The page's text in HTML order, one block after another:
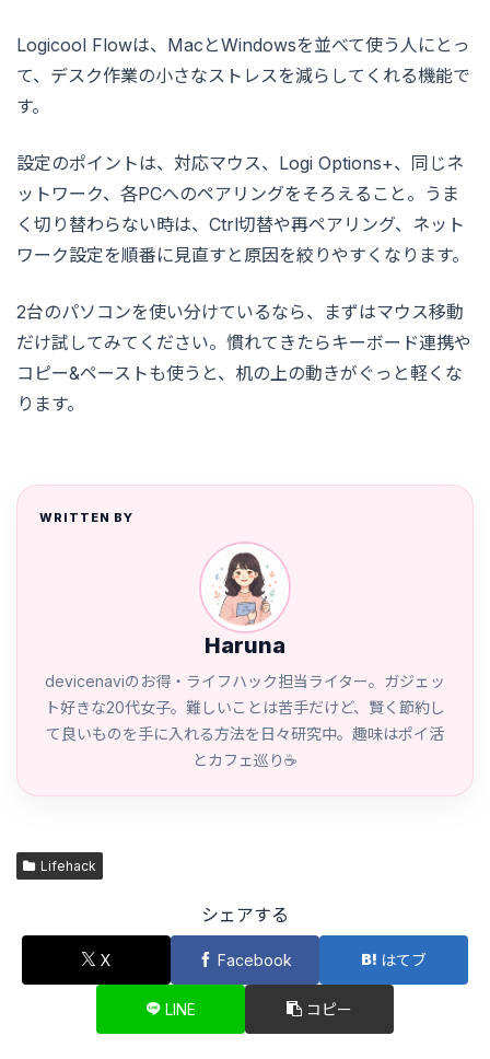
Logicool Flowは、MacとWindowsを並べて使う人にとっ
て、デスク作業の小さなストレスを減らしてくれる機能で
す。
設定のポイントは、対応マウス、Logi Options+、同じネ
ットワーク、各PCへのペアリングをそろえること。うま
く切り替わらない時は、Ctrl切替や再ペアリング、ネット
ワーク設定を順番に見直すと原因を絞りやすくなります。
2台のパソコンを使い分けているなら、まずはマウス移動
だけ試してみてください。慣れてきたらキーボード連携や
コピー&ペーストも使うと、机の上の動きがぐっと軽くな
ります。
WRITTEN BY
Haruna
devicenaviのお得・ライフハック担当ライター。ガジェッ
ト好きな20代女子。難しいことは苦手だけど、賢く節約し
て良いものを手に入れる方法を日々研究中。趣味はポイ活
とカフェ巡り☕
Lifehack
シェアする
X Facebook はてブ
LINE コピー